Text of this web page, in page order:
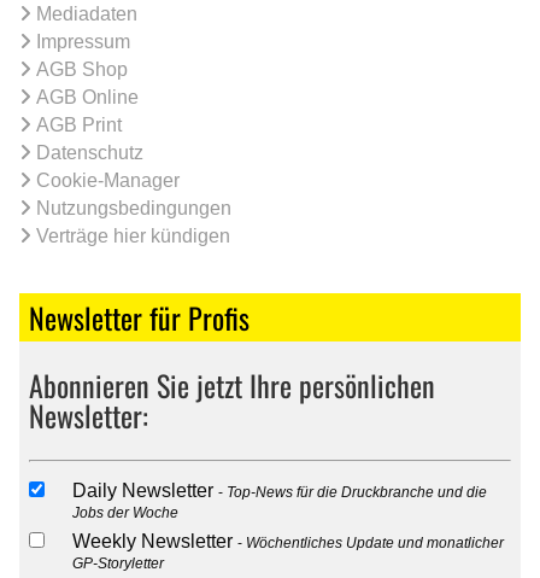
Mediadaten
Impressum
AGB Shop
AGB Online
AGB Print
Datenschutz
Cookie-Manager
Nutzungsbedingungen
Verträge hier kündigen
Newsletter für Profis
Abonnieren Sie jetzt Ihre persönlichen
Newsletter:
Daily Newsletter
Top-News für die Druckbranche und die
Jobs der Woche
Weekly Newsletter
Wöchentliches Update und monatlicher
GP-Storyletter